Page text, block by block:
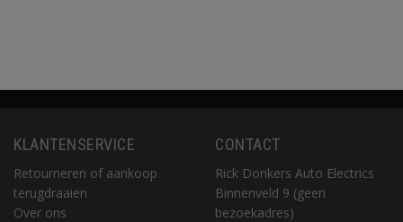
KLANTENSERVICE
Retourneren of aankoop
terugdraaien
Over ons
CONTACT
Rick Donkers Auto Electrics
Binnenveld 9 (geen
bezoekadres)